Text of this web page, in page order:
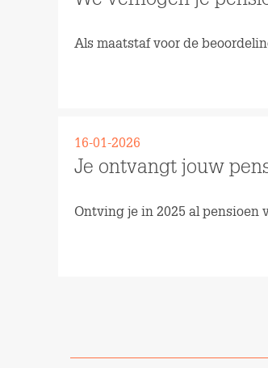
Als maatstaf voor de
Je ontvangt jouw
16-01-2026
Ontving je in 2025 al pensioen